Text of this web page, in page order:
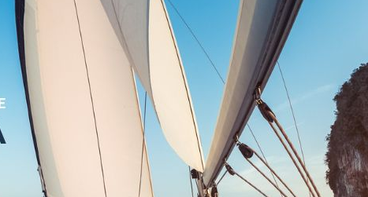
LINKA RATOWNICZA SKIPPER